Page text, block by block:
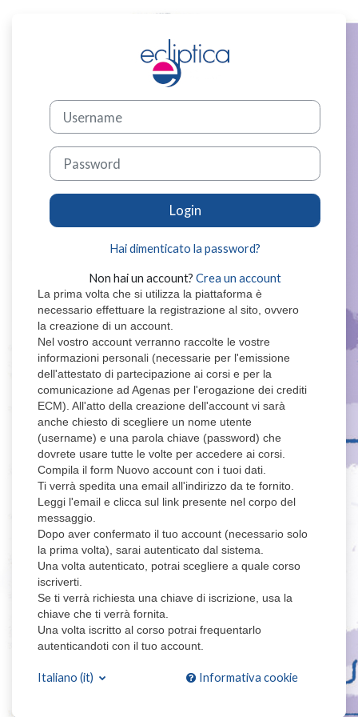
Login su FAD
Vai a creazione account
Username
Password
Login
Hai dimenticato la password?
Non hai un account? Crea un account
La prima volta che si utilizza la piattaforma è
necessario effettuare la registrazione al sito, ovvero
la creazione di un account.
Nel vostro account verranno raccolte le vostre
informazioni personali (necessarie per l'emissione
dell'attestato di partecipazione ai corsi e per la
comunicazione ad Agenas per l'erogazione dei crediti
ECM). All'atto della creazione dell'account vi sarà
anche chiesto di scegliere un nome utente
(username) e una parola chiave (password) che
dovrete usare tutte le volte per accedere ai corsi.
Compila il form Nuovo account con i tuoi dati.
Ti verrà spedita una email all'indirizzo da te fornito.
Leggi l'email e clicca sul link presente nel corpo del
messaggio.
Dopo aver confermato il tuo account (necessario solo
la prima volta), sarai autenticato dal sistema.
Una volta autenticato, potrai scegliere a quale corso
iscriverti.
Se ti verrà richiesta una chiave di iscrizione, usa la
chiave che ti verrà fornita.
Una volta iscritto al corso potrai frequentarlo
autenticandoti con il tuo account.
Italiano ‎(it)‎ Informativa cookie